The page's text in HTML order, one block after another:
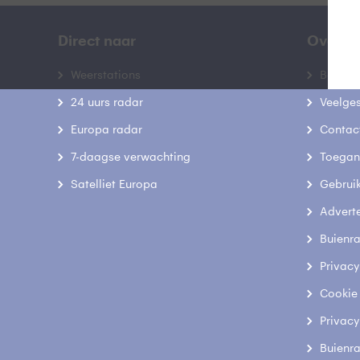
Direct naar
Weerstations
24 uurs radar
Europa radar
7-daagse verwachting
Satelliet Europa
Over